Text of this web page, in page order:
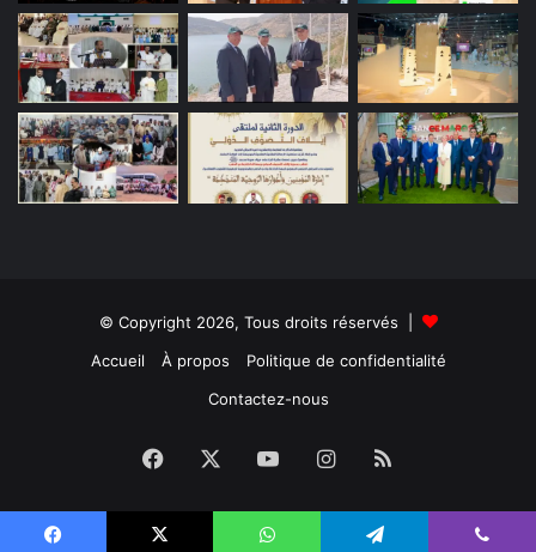
© Copyright 2026, Tous droits réservés |
Accueil
À propos
Politique de confidentialité
Contactez-nous
Facebook YouTubeInstagram